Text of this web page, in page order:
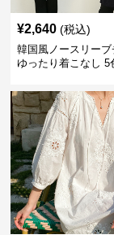
¥2,640 (税込)
韓国風ノースリーブ
ゆったり着こなし 5